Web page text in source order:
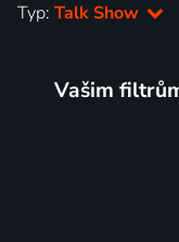
Typ: Talk Show
Vašim